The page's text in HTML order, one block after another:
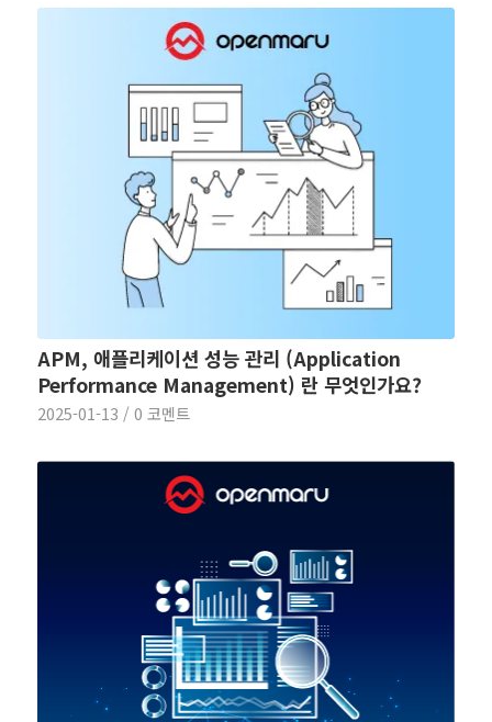
APM, 애플리케이션 성능 관리 (Application
Performance Management) 란 무엇인가요?
2025-01-13 / 0 코멘트